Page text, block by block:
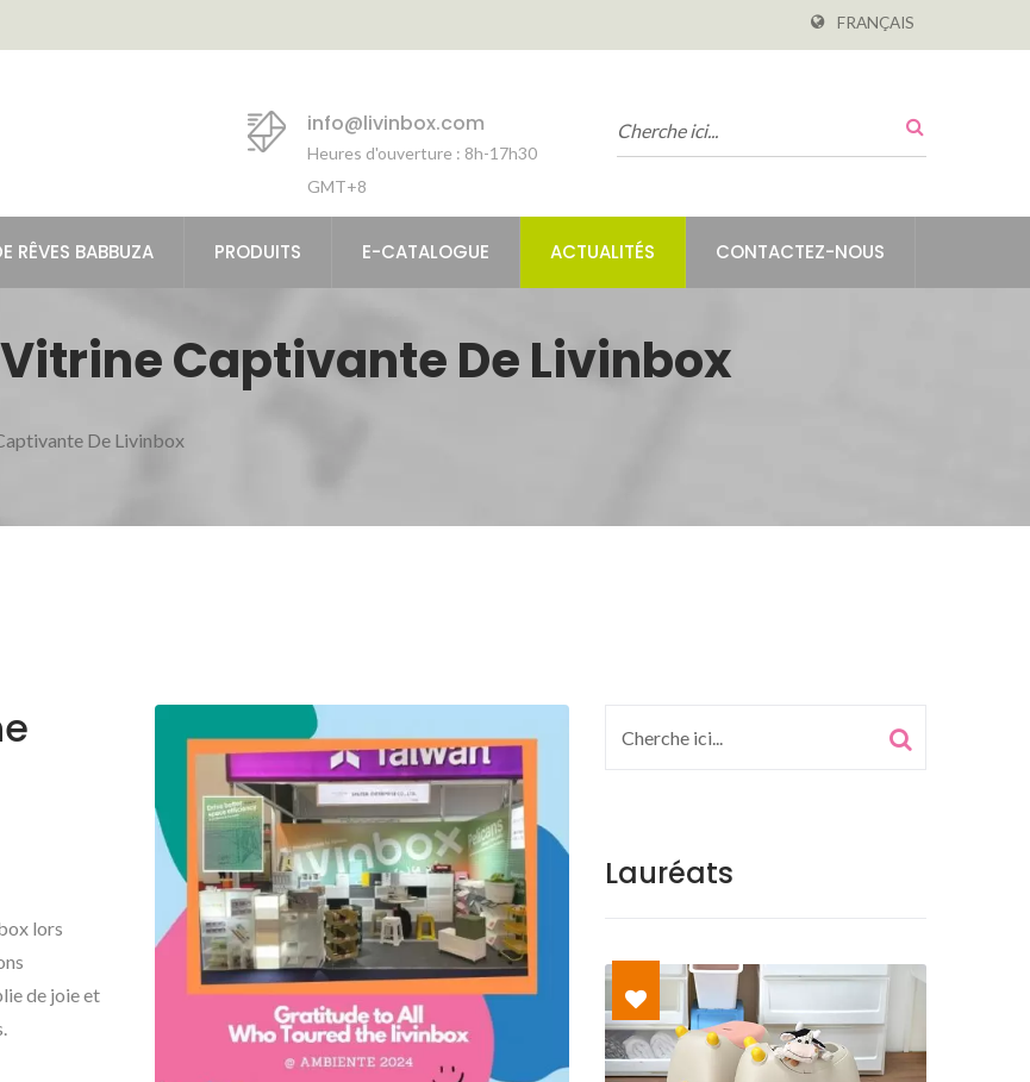
FRANÇAIS
info@livinbox.com
Heures d'ouverture : 8h-17h30
GMT+8
RÊVES BABBUZA PRODUITS E-CATALOGUE ACTUALITÉS CONTACTEZ-NOUS
Captivante De Livinbox
De Livinbox
lors
de joie et
Lauréats